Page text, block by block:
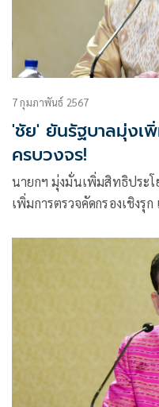
7 กุมภาพันธ์ 2567
'ชัย' ยันรัฐบาลมุ่งเพิ่
ครบวงจร!
นายกฯ มุ่งมั่นเพิ่มสิทธิประโ
เพิ่มการตรวจคัดกรองเชิงรุ